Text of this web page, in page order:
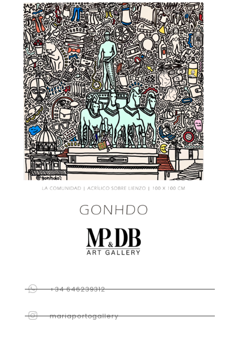
+34 646239312
mariaportogallery